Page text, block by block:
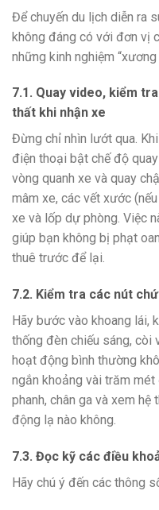
Để chuyến du lịch diễn ra
không đáng có với đơn vị
những kinh nghiệm
7.1. Quay video, kiểm
thất khi nhận xe
Đừng chỉ nhìn lướt qua.
điện thoại bật chế độ
vòng quanh xe và quay
mâm xe, các vết xước
xe và lốp dự phòng. Việc
giúp bạn không bị phạt
thuê trước để lại.
7.2. Kiểm tra các nút
Hãy bước vào khoang lái,
thống đèn chiếu sáng, còi
hoạt động bình thường
ngắn khoảng vài trăm
phanh, chân ga và xem
động lạ nào không.
7.3. Đọc kỹ các điều
Hãy chú ý đến các thông